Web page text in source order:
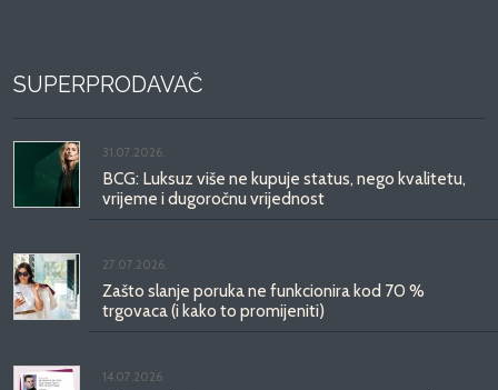
SUPERPRODAVAČ
31.07.2026.
BCG: Luksuz više ne kupuje status, nego kvalitetu,
vrijeme i dugoročnu vrijednost
27.07.2026.
Zašto slanje poruka ne funkcionira kod 70 %
trgovaca (i kako to promijeniti)
14.07.2026.